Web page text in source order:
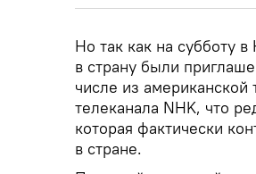
Но так как на субботу
в страну были
числе из американской
телеканала NHK, что
которая фактически
в стране.